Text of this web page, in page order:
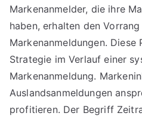
Markenrecht
Markenanmelder, die ihre
haben, erhalten den
Markenanmeldungen.
Strategie im Verlauf einer
Markenanmeldung.
Auslandsanmeldungen
profitieren. Der Begriff